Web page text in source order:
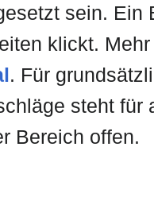
sein.
klickt.
. Für
steht
Bereich offen.